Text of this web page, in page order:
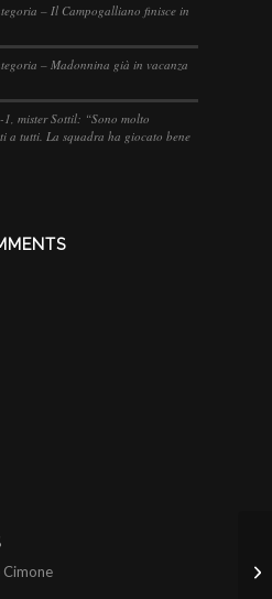
– Il Campogalliano finisce in
– Madonnina già in vacanza
mister Sottil: “Sono molto
a tutti. La squadra ha giocato bene
Cimone